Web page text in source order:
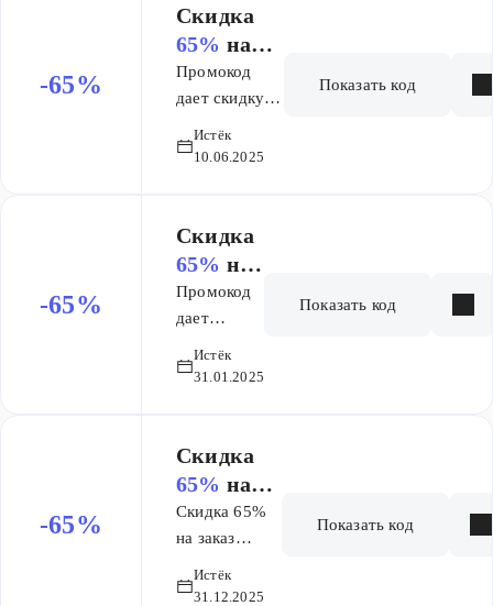
-65%
Скидка
65% на
заказ
Промокод
дает скидку
Генетического
с другими
скидками
Истёк
10.06.2025
Показать код
-65%
Скидка
65% на
заказ
Промокод
дает
на заказ
Истёк
31.01.2025
Показать код
-65%
Скидка
65% на
заказ
Скидка 65%
на заказ
паспорта. Не
Истёк
31.12.2025
Показать код